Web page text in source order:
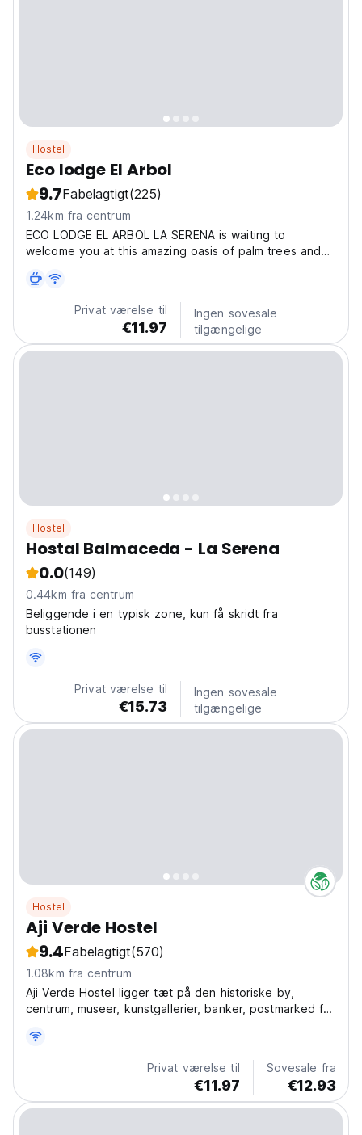
Hostel
Eco lodge El Arbol
9.7Fabelagtigt(225)
1.24km fra centrum
ECO LODGE EL ARBOL LA SERENA is waiting to
welcome you at this amazing oasis of palm trees and
sunny terraces, or rest in the shade in hammoks under
exuberant trees ,or hang out in the cosy common...
Privat værelse til
€11.97
Ingen sovesale
tilgængelige
Hostel
Hostal Balmaceda - La Serena
0.0(149)
0.44km fra centrum
Beliggende i en typisk zone, kun få skridt fra
busstationen
Privat værelse til
€15.73
Ingen sovesale
tilgængelige
Hostel
Aji Verde Hostel
9.4Fabelagtigt(570)
1.08km fra centrum
Aji Verde Hostel ligger tæt på den historiske by,
centrum, museer, kunstgallerier, banker, postmarked for
restauranter, hovedtorvet. Stranden er 20 minutters
Privat værelse til
€11.97
Sovesale fra
€12.93